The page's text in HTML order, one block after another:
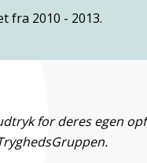
fra 2010 - 2013.
for deres egen